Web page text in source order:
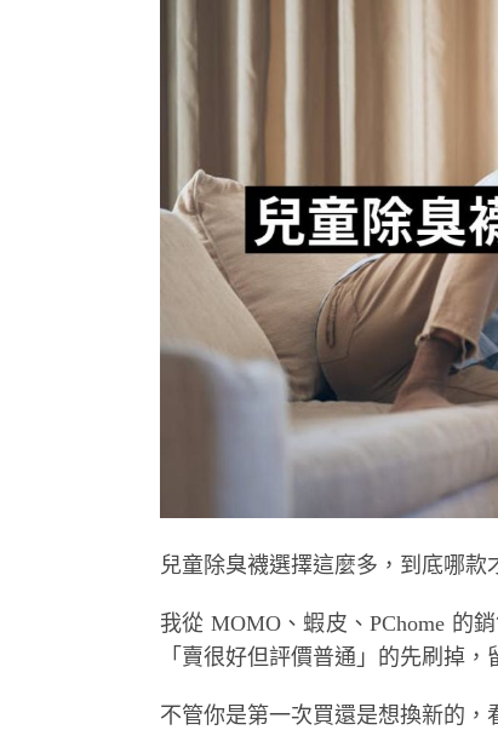
兒童除臭襪選擇這麼多，到底哪款
我從 MOMO、蝦皮、PChome 的
「賣很好但評價普通」的先刷掉
不管你是第一次買還是想換新的，